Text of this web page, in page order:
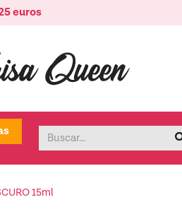
euros
Barbería
Buscar
15ml